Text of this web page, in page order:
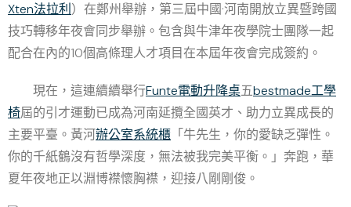
Xten法拉利 ）在鄭州舉辦，第三屆中國·河南開放立異暨跨國
技巧轉移年夜會同步舉辦。包含與牛津年夜學院士團隊一起
配合在內的10個高條理人才項目在本屆年夜會完成簽約。
現在，這連續續舉行Funte電動升降桌五bestmade工學
椅屆的引才運動已成為河南延攬全國英才、助力立異成長的
主要平臺。黃河辦公室系統櫃 「牛先生，你的愛缺乏彈性。
你的千紙鶴沒有哲學深度，無法被我完美平衡。」奔跑，華
夏年夜地正以淵博襟懷胸襟，迎接八剛剛俊。